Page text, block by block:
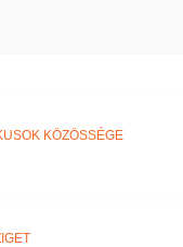
KÖZÖSSÉGE